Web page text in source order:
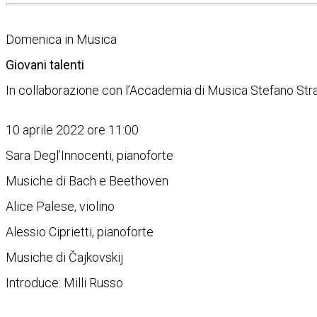
Domenica in Musica
Giovani talenti
In collaborazione con l’Accademia di Musica Stefano
10 aprile 2022 ore 11:00
Sara Degl’Innocenti, pianoforte
Musiche di Bach e Beethoven
Alice Palese, violino
Alessio Ciprietti, pianoforte
Musiche di Čajkovskij
Introduce: Milli Russo